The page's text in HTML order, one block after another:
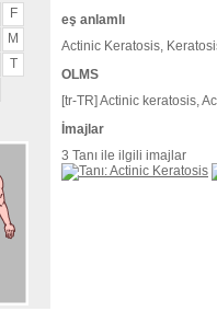
F
M
T
eş anlamlı
Actinic Keratosis,
OLMS
[tr-TR] Actinic keratosis,
İmajlar
3 Tanı ile ilgili imajlar